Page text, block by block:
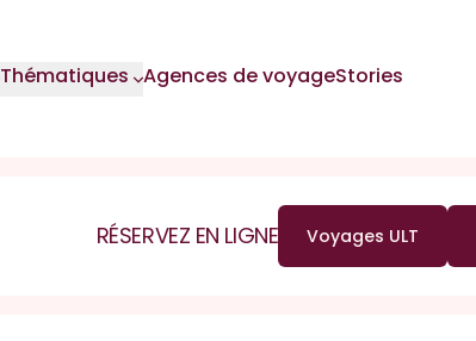
Thématiques Agences de voyageStories
RÉSERVEZ EN LIGNE Voyages ULT